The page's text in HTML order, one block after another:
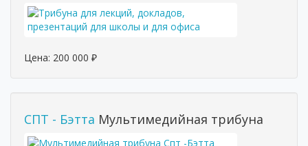
Цена: 200 000 ₽
СПТ - Бэтта Мультимедийная трибуна